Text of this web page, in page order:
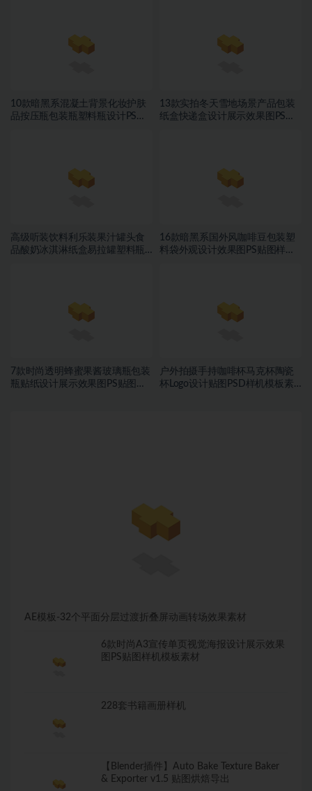
10款暗黑系混凝土背景化妆护肤
品按压瓶包装瓶塑料瓶设计PS展
13款实拍冬天雪地场景产品包装
纸盒快递盒设计展示效果图PS贴
高级听装饮料利乐装果汁罐头食
品酸奶冰淇淋纸盒易拉罐塑料瓶
16款暗黑系国外风咖啡豆包装塑
料袋外观设计效果图PS贴图样机
7款时尚透明蜂蜜果酱玻璃瓶包装
瓶贴纸设计展示效果图PS贴图样
户外拍摄手持咖啡杯马克杯陶瓷
杯Logo设计贴图PSD样机模板素
AE模板-32个平面分层过渡折叠屏动画转场效果素材
6款时尚A3宣传单页视觉海报设计展示效果
图PS贴图样机模板素材
228套书籍画册样机
【Blender插件】Auto Bake Texture Baker
& Exporter v1.5 贴图烘焙导出